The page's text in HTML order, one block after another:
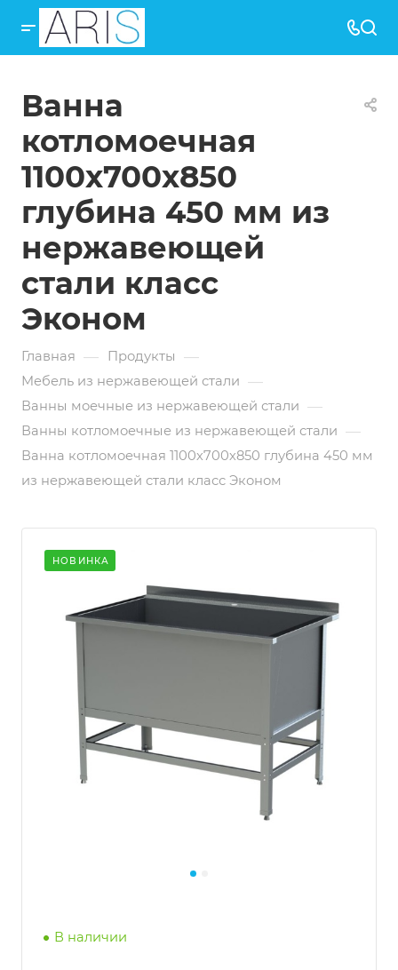
Ванна
котломоечная
1100х700х850
глубина 450 мм из
нержавеющей
стали класс
Эконом
Главная — Продукты —
Мебель из нержавеющей стали —
Ванны моечные из нержавеющей стали —
Ванны котломоечные из нержавеющей стали —
Ванна котломоечная 1100х700х850 глубина 450 мм
из нержавеющей стали класс Эконом
НОВИНКА
В наличии